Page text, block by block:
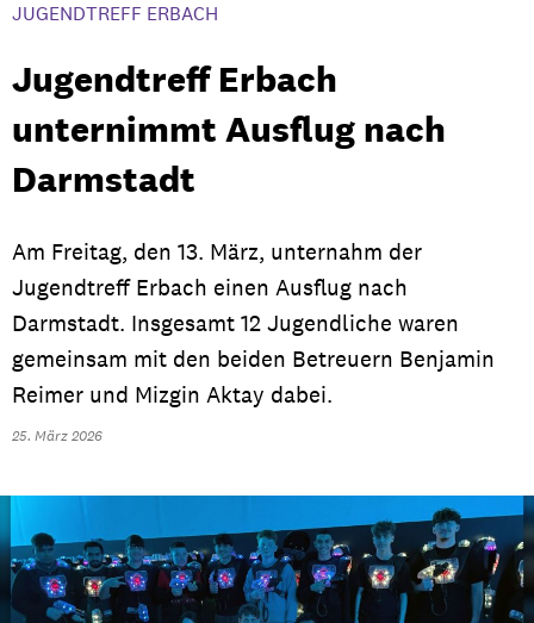
JUGENDTREFF ERBACH
Jugendtreff Erbach
unternimmt Ausflug nach
Darmstadt
Am Freitag, den 13. März, unternahm der
Jugendtreff Erbach einen Ausflug nach
Darmstadt. Insgesamt 12 Jugendliche waren
gemeinsam mit den beiden Betreuern Benjamin
Reimer und Mizgin Aktay dabei.
25. März 2026